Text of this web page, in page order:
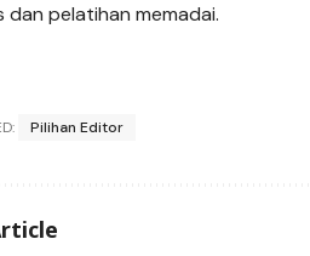
dan pelatihan memadai.
Pilihan Editor